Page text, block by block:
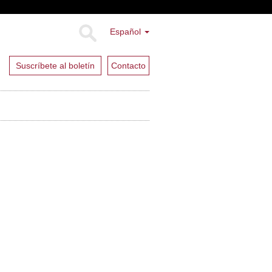
Español
Suscríbete al boletín Contacto